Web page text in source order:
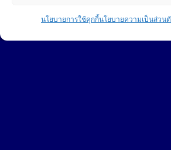
นโยบายการใช้คุกกี้นโยบายความเป็นส่วน
enable this